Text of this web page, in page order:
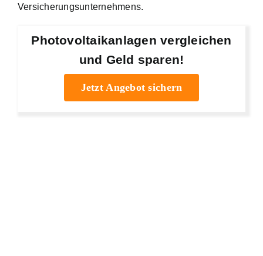
Versicherungsunternehmens.
Photovoltaikanlagen vergleichen
und Geld sparen!
Jetzt Angebot sichern